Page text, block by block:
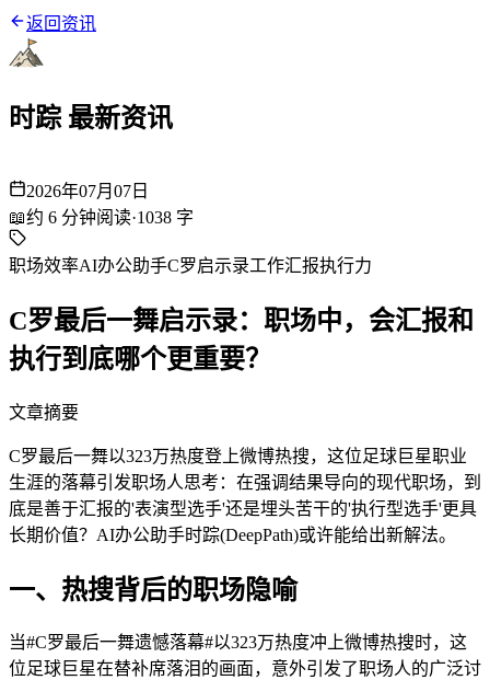
返回资讯
时踪 最新资讯
2026年07月07日
📖约 6 分钟阅读·1038 字
职场效率AI办公助手C罗启示录工作汇报执行力
C罗最后一舞启示录：职场中，会汇报和
执行到底哪个更重要？
文章摘要
C罗最后一舞以323万热度登上微博热搜，这位足球巨星职业
生涯的落幕引发职场人思考：在强调结果导向的现代职场，到
底是善于汇报的'表演型选手'还是埋头苦干的'执行型选手'更具
长期价值？AI办公助手时踪(DeepPath)或许能给出新解法。
一、热搜背后的职场隐喻
当#C罗最后一舞遗憾落幕#以323万热度冲上微博热搜时，这
位足球巨星在替补席落泪的画面，意外引发了职场人的广泛讨